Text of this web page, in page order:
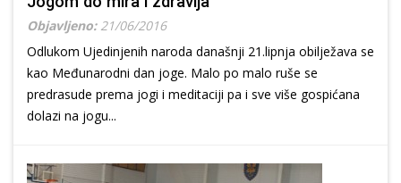
Objavljeno: 21/06/2016
Odlukom Ujedinjenih naroda današnji 21.lipnja obilježava se
kao Međunarodni dan joge. Malo po malo ruše se
predrasude prema jogi i meditaciji pa i sve više gospićana
dolazi na jogu...